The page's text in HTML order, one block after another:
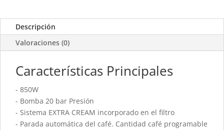
Descripción
Valoraciones (0)
Características Principales
- 850W
- Bomba 20 bar Presión
- Sistema EXTRA CREAM incorporado en el filtro
- Parada automática del café. Cantidad café programable